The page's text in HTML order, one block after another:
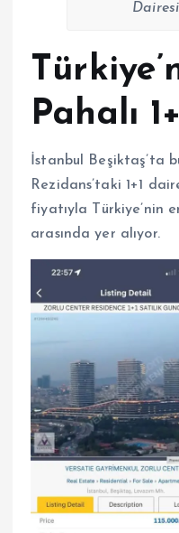
Dairesi
Pahalı
İstanbul Beşiktaş’ta
Rezidans’taki 1+1
fiyatıyla Türkiye’nin
arasında yer alıyor.